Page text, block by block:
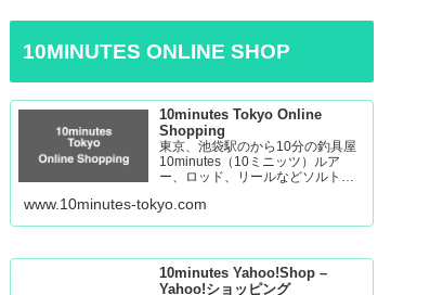
10MINUTES ONLINE SHOP
10minutes Tokyo Online
Shopping
東京、池袋駅のから10分の釣具屋
10minutes（10ミニッツ）ルア
ー、ロッド、リールなどソルトゲ
えております。 Fishing Tackle
Shop in Tokyo Ikebukuro
www.10minutes-tokyo.com
10minutes Yahoo!Shop –
Yahoo!ショッピング